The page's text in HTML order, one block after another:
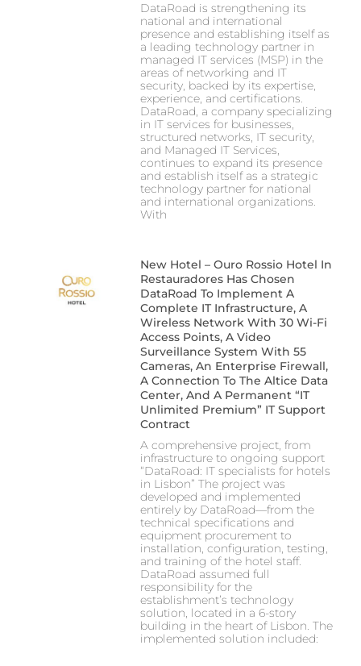
DataRoad is strengthening its
national and international
presence and establishing itself as
a leading technology partner in
managed IT services (MSP) in the
areas of networking and IT
security, backed by its expertise,
experience, and certifications.
DataRoad, a company specializing
in IT services for businesses,
structured networks, IT security,
and Managed IT Services,
continues to expand its presence
and establish itself as a strategic
technology partner for national
and international organizations.
With
New Hotel – Ouro Rossio Hotel In
Restauradores Has Chosen
DataRoad To Implement A
Complete IT Infrastructure, A
Wireless Network With 30 Wi-Fi
Access Points, A Video
Surveillance System With 55
Cameras, An Enterprise Firewall,
A Connection To The Altice Data
Center, And A Permanent “IT
Unlimited Premium” IT Support
Contract
A comprehensive project, from
infrastructure to ongoing support
“DataRoad: IT specialists for hotels
in Lisbon” The project was
developed and implemented
entirely by DataRoad—from the
technical specifications and
equipment procurement to
installation, configuration, testing,
and training of the hotel staff.
DataRoad assumed full
responsibility for the
establishment’s technology
solution, located in a 6-story
building in the heart of Lisbon. The
implemented solution included: